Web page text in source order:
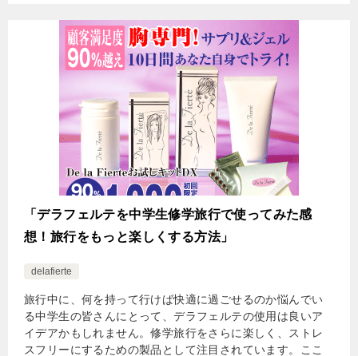
「デラフェルテを中学生修学旅行で使ってみた感
想！旅行をもっと楽しくする方法」
delafierte
旅行中に、何を持って行けば快適に過ごせるのか悩んでい
る中学生の皆さんにとって、デラフェルテの使用は良いア
イデアかもしれません。修学旅行をさらに楽しく、ストレ
スフリーにするための製品として注目されています。ここ